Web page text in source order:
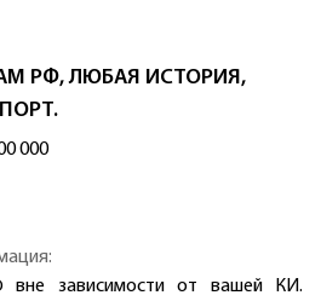
РФ, ЛЮБАЯ ИСТОРИЯ,
000
вне зависимости от вашей КИ.